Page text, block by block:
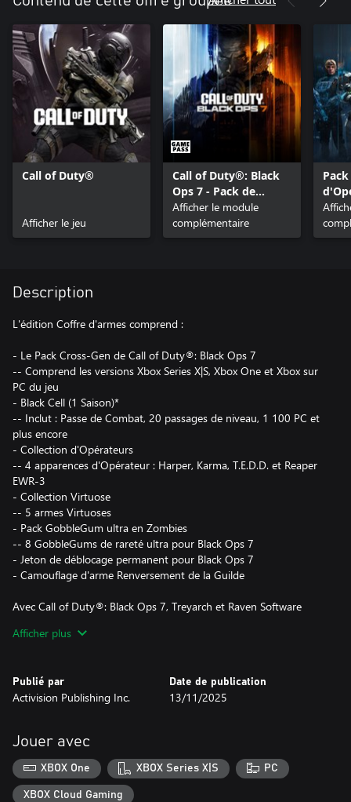
Call of Duty®
Afficher le jeu
Call of Duty®: Black
Ops 7 - Pack de
Contenu 1
Afficher le module
complémentaire
Description
L'édition Coffre d'armes comprend :
- Le Pack Cross-Gen de Call of Duty®: Black Ops 7
-- Comprend les versions Xbox Series X|S, Xbox One et Xbox sur
PC du jeu
- Black Cell (1 Saison)*
-- Inclut : Passe de Combat, 20 passages de niveau, 1 100 PC et
plus encore
- Collection d'Opérateurs
-- 4 apparences d'Opérateur : Harper, Karma, T.E.D.D. et Reaper
EWR-3
- Collection Virtuose
-- 5 armes Virtuoses
- Pack GobbleGum ultra en Zombies
-- 8 GobbleGums de rareté ultra pour Black Ops 7
- Jeton de déblocage permanent pour Black Ops 7
- Camouflage d'arme Renversement de la Guilde
Avec Call of Duty®: Black Ops 7, Treyarch et Raven Software
Le mode Multijoueur débarque en trombe avec 16 cartes 6v6 et
système élaboré de mouvements omnidirectionnels.
Dans le légendaire mode Zombies par manches de Treyarch, le
cauchemar débute là où s'arrête la réalité. Piégée au cœur de
Afficher plus
Publié par
Activision Publishing Inc.
Date de publication
13/11/2025
Jouer avec
XBOX One XBOX Series X|S PC
XBOX Cloud Gaming